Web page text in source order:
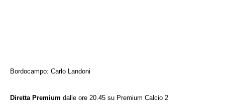
Bordocampo: Carlo Landoni
Diretta Premium dalle ore 20.45 su Premium Calcio 2